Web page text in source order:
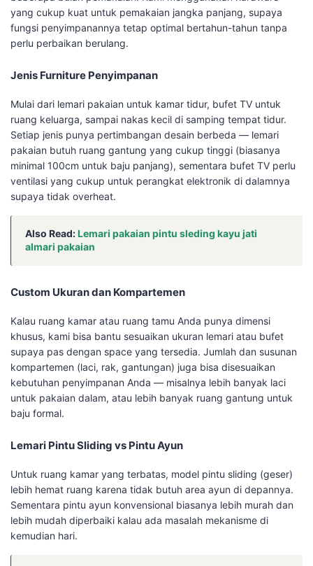
yang cukup kuat untuk pemakaian jangka panjang, supaya
fungsi penyimpanannya tetap optimal bertahun-tahun tanpa
perlu perbaikan berulang.
Jenis Furniture Penyimpanan
Mulai dari lemari pakaian untuk kamar tidur, bufet TV untuk
ruang keluarga, sampai nakas kecil di samping tempat tidur.
Setiap jenis punya pertimbangan desain berbeda — lemari
pakaian butuh ruang gantung yang cukup tinggi (biasanya
minimal 100cm untuk baju panjang), sementara bufet TV perlu
ventilasi yang cukup untuk perangkat elektronik di dalamnya
supaya tidak overheat.
Also Read:Lemari pakaian pintu sleding kayu jati
almari pakaian
Custom Ukuran dan Kompartemen
Kalau ruang kamar atau ruang tamu Anda punya dimensi
khusus, kami bisa bantu sesuaikan ukuran lemari atau bufet
supaya pas dengan space yang tersedia. Jumlah dan susunan
kompartemen (laci, rak, gantungan) juga bisa disesuaikan
kebutuhan penyimpanan Anda — misalnya lebih banyak laci
untuk pakaian dalam, atau lebih banyak ruang gantung untuk
baju formal.
Lemari Pintu Sliding vs Pintu Ayun
Untuk ruang kamar yang terbatas, model pintu sliding (geser)
lebih hemat ruang karena tidak butuh area ayun di depannya.
Sementara pintu ayun konvensional biasanya lebih murah dan
lebih mudah diperbaiki kalau ada masalah mekanisme di
kemudian hari.